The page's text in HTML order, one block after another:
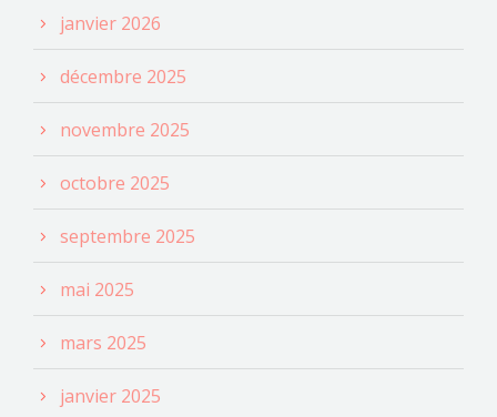
janvier 2026
décembre 2025
novembre 2025
octobre 2025
septembre 2025
mai 2025
mars 2025
janvier 2025